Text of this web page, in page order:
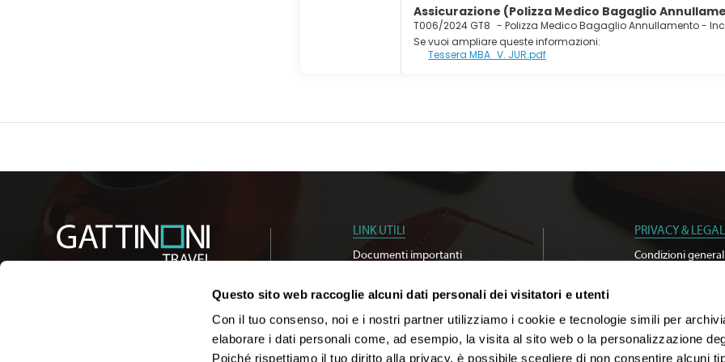
Questo sito web raccoglie alcuni dati personali dei visitatori e utenti
Con il tuo consenso, noi e i nostri partner utilizziamo i cookie e tecnologie simili per
elaborare i dati personali come, ad esempio, la visita al sito web o la personalizzazione
Poiché rispettiamo il tuo diritto alla privacy, è possibile scegliere di non consentire alcuni
Soddisfa la tua voglia di mangiare bene da Kahramana Main Restaurant,
internazionale. La sete si fa sentire? Concediti qualcosa da bere in uno
Potrai usufruire di un pratico servizio di lavanderia e lavaggio a secco,
usufruire di una navetta da e per l'aeroporto 24 ore su 24 a pagamento;
Assicurazione (Polizza Medico Bagaglio
T006/2024 GT8 - Polizza Medico Bagaglio Annullamento -
Se vuoi ampliare queste informazioni:
Tessera MBA_V. JUR.pdf
LINK UTILI
Documenti importanti
Iscriviti alla newsletter
PRIVACY & LEGAL
Condizioni